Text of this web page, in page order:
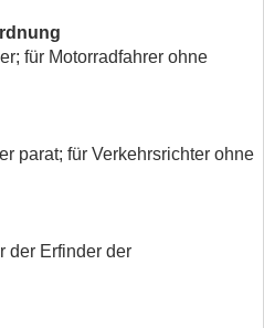
für Motorradfahrer ohne
parat; für Verkehrsrichter ohne
der Erfinder der